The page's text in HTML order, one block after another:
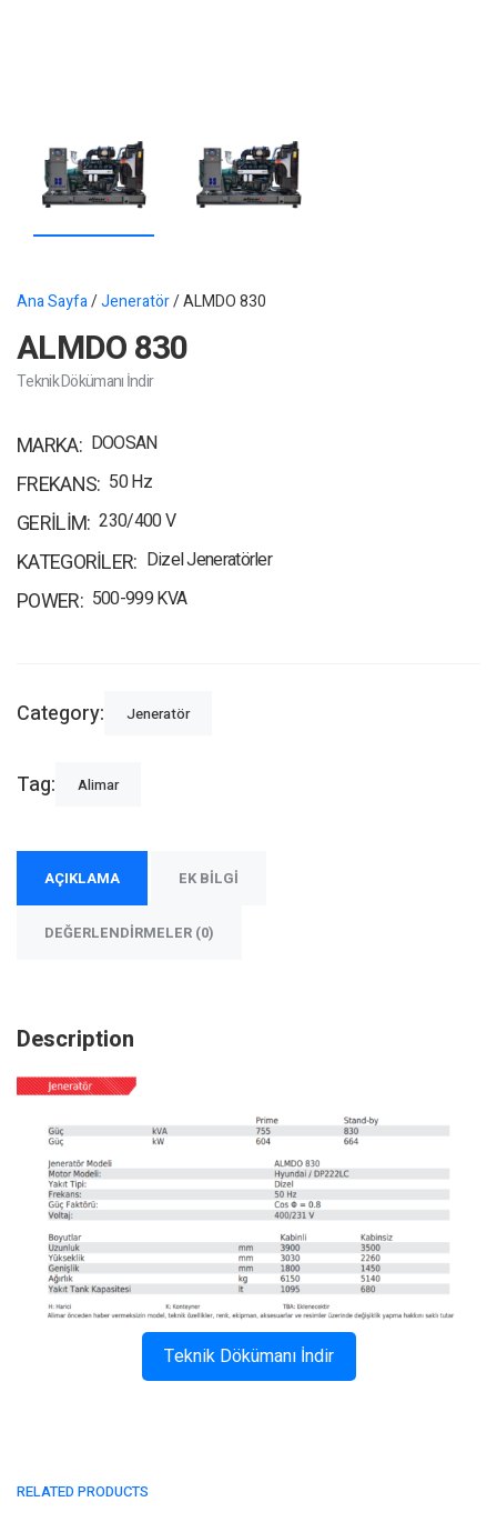
Ana Sayfa/Jeneratör/ ALMDO 830
ALMDO 830
Teknik Dökümanı İndir
MARKA DOOSAN
FREKANS 50 Hz
GERILIM 230/400 V
KATEGORILER Dizel Jeneratörler
POWER 500-999 KVA
Category: Jeneratör
Tag: Alimar
AÇIKLAMA EK BILGI
DEĞERLENDIRMELER (0)
Description
Teknik Dökümanı İndir
RELATED PRODUCTS